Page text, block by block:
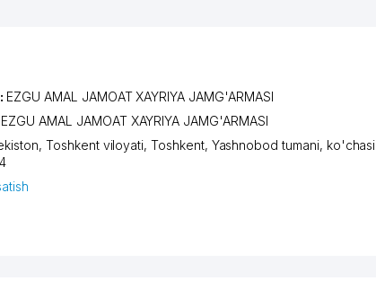
EZGU AMAL JAMOAT XAYRIYA JAMG'ARMASI
EZGU AMAL JAMOAT XAYRIYA JAMG'ARMASI
Toshkent viloyati,Toshkent, Yashnobod tumani, ko'chasi